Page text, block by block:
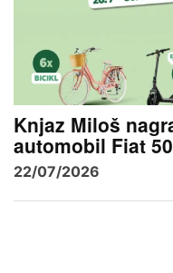
Knjaz Miloš
automobil Fiat
22/07/2026